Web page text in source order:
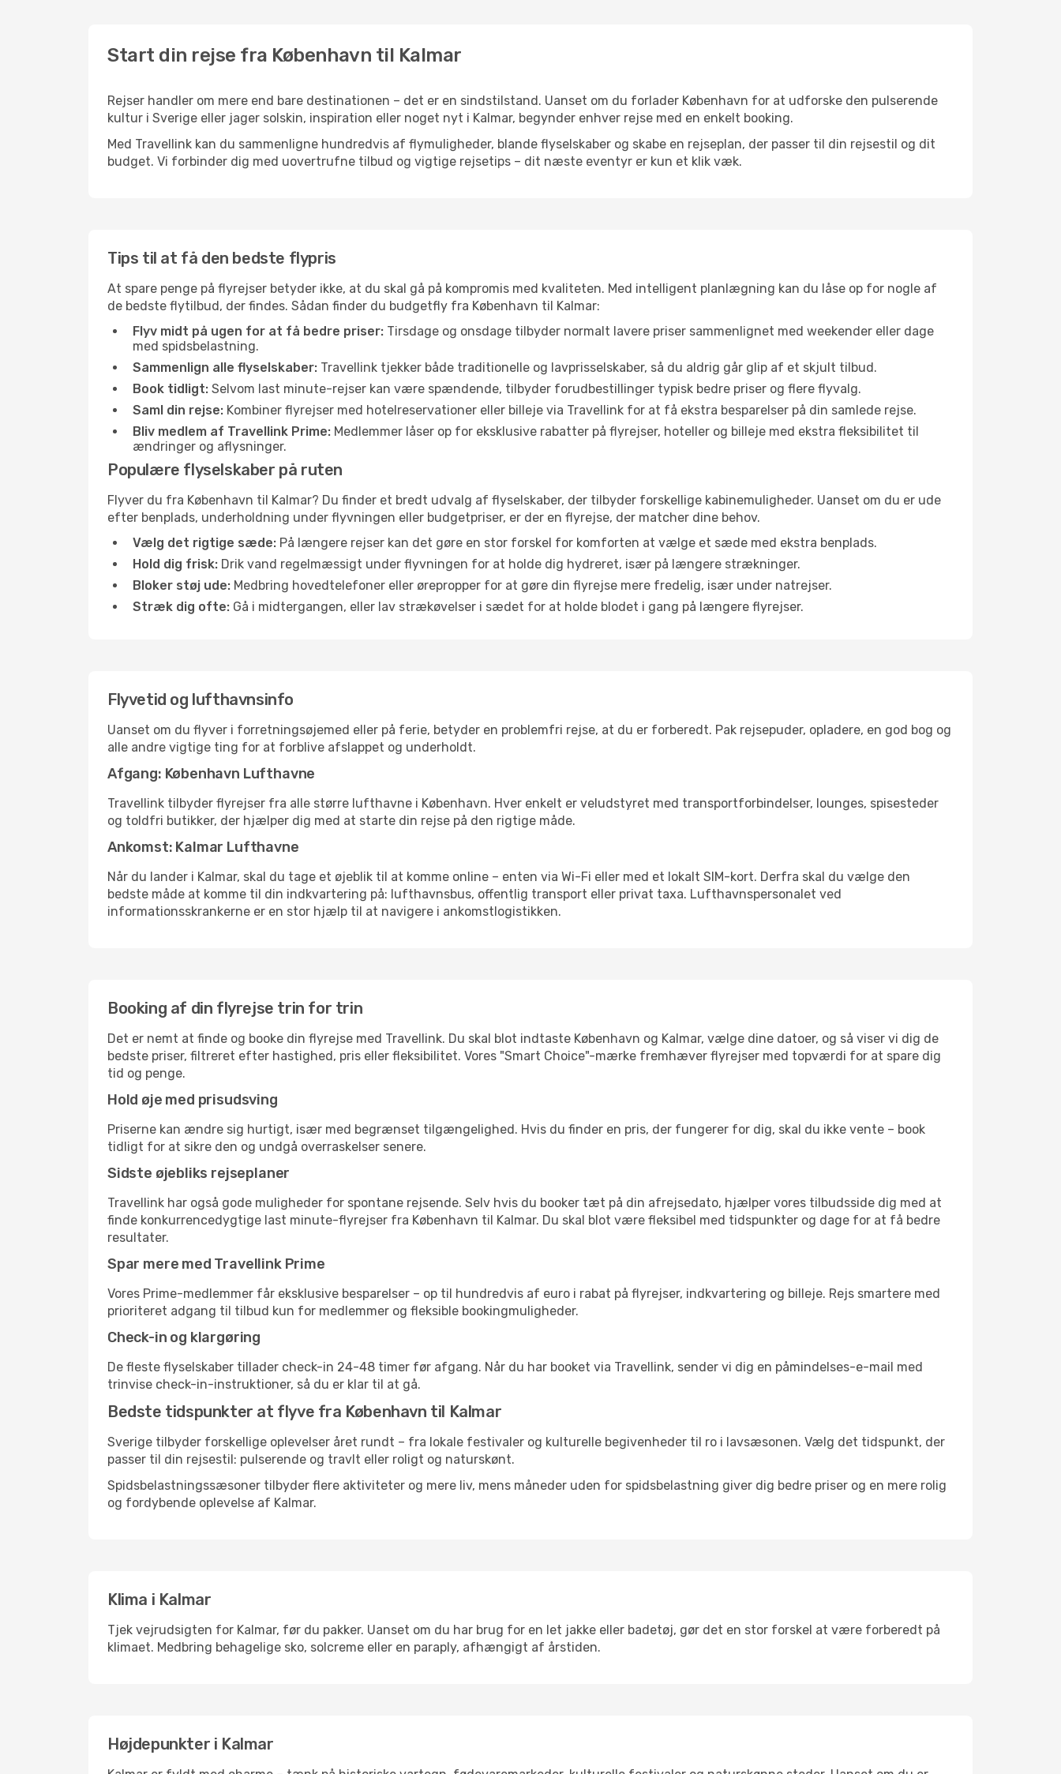
Start din rejse fra København til Kalmar
Rejser handler om mere end bare destinationen – det er en sindstilstand. Uanset om du forlader København for at udforske den pulserende
kultur i Sverige eller jager solskin, inspiration eller noget nyt i Kalmar, begynder enhver rejse med en enkelt booking.
Med Travellink kan du sammenligne hundredvis af flymuligheder, blande flyselskaber og skabe en rejseplan, der passer til din rejsestil og dit
budget. Vi forbinder dig med uovertrufne tilbud og vigtige rejsetips – dit næste eventyr er kun et klik væk.
Tips til at få den bedste flypris
At spare penge på flyrejser betyder ikke, at du skal gå på kompromis med kvaliteten. Med intelligent planlægning kan du låse op for nogle af
de bedste flytilbud, der findes. Sådan finder du budgetfly fra København til Kalmar:
Flyv midt på ugen for at få bedre priser: Tirsdage og onsdage tilbyder normalt lavere priser sammenlignet med weekender eller dage
med spidsbelastning.
Sammenlign alle flyselskaber: Travellink tjekker både traditionelle og lavprisselskaber, så du aldrig går glip af et skjult tilbud.
Book tidligt: Selvom last minute-rejser kan være spændende, tilbyder forudbestillinger typisk bedre priser og flere flyvalg.
Saml din rejse: Kombiner flyrejser med hotelreservationer eller billeje via Travellink for at få ekstra besparelser på din samlede rejse.
Bliv medlem af Travellink Prime: Medlemmer låser op for eksklusive rabatter på flyrejser, hoteller og billeje med ekstra fleksibilitet til
ændringer og aflysninger.
Populære flyselskaber på ruten
Flyver du fra København til Kalmar? Du finder et bredt udvalg af flyselskaber, der tilbyder forskellige kabinemuligheder. Uanset om du er ude
efter benplads, underholdning under flyvningen eller budgetpriser, er der en flyrejse, der matcher dine behov.
Vælg det rigtige sæde: På længere rejser kan det gøre en stor forskel for komforten at vælge et sæde med ekstra benplads.
Hold dig frisk: Drik vand regelmæssigt under flyvningen for at holde dig hydreret, især på længere strækninger.
Bloker støj ude: Medbring hovedtelefoner eller ørepropper for at gøre din flyrejse mere fredelig, især under natrejser.
Stræk dig ofte: Gå i midtergangen, eller lav strækøvelser i sædet for at holde blodet i gang på længere flyrejser.
Flyvetid og lufthavnsinfo
Uanset om du flyver i forretningsøjemed eller på ferie, betyder en problemfri rejse, at du er forberedt. Pak rejsepuder, opladere, en god bog og
alle andre vigtige ting for at forblive afslappet og underholdt.
Afgang: København Lufthavne
Travellink tilbyder flyrejser fra alle større lufthavne i København. Hver enkelt er veludstyret med transportforbindelser, lounges, spisesteder
og toldfri butikker, der hjælper dig med at starte din rejse på den rigtige måde.
Ankomst: Kalmar Lufthavne
Når du lander i Kalmar, skal du tage et øjeblik til at komme online – enten via Wi-Fi eller med et lokalt SIM-kort. Derfra skal du vælge den
bedste måde at komme til din indkvartering på: lufthavnsbus, offentlig transport eller privat taxa. Lufthavnspersonalet ved
informationsskrankerne er en stor hjælp til at navigere i ankomstlogistikken.
Booking af din flyrejse trin for trin
Det er nemt at finde og booke din flyrejse med Travellink. Du skal blot indtaste København og Kalmar, vælge dine datoer, og så viser vi dig de
bedste priser, filtreret efter hastighed, pris eller fleksibilitet. Vores "Smart Choice"-mærke fremhæver flyrejser med topværdi for at spare dig
tid og penge.
Hold øje med prisudsving
Priserne kan ændre sig hurtigt, især med begrænset tilgængelighed. Hvis du finder en pris, der fungerer for dig, skal du ikke vente – book
tidligt for at sikre den og undgå overraskelser senere.
Sidste øjebliks rejseplaner
Travellink har også gode muligheder for spontane rejsende. Selv hvis du booker tæt på din afrejsedato, hjælper vores tilbudsside dig med at
finde konkurrencedygtige last minute-flyrejser fra København til Kalmar. Du skal blot være fleksibel med tidspunkter og dage for at få bedre
resultater.
Spar mere med Travellink Prime
Vores Prime-medlemmer får eksklusive besparelser – op til hundredvis af euro i rabat på flyrejser, indkvartering og billeje. Rejs smartere med
prioriteret adgang til tilbud kun for medlemmer og fleksible bookingmuligheder.
Check-in og klargøring
De fleste flyselskaber tillader check-in 24-48 timer før afgang. Når du har booket via Travellink, sender vi dig en påmindelses-e-mail med
trinvise check-in-instruktioner, så du er klar til at gå.
Bedste tidspunkter at flyve fra København til Kalmar
Sverige tilbyder forskellige oplevelser året rundt – fra lokale festivaler og kulturelle begivenheder til ro i lavsæsonen. Vælg det tidspunkt, der
passer til din rejsestil: pulserende og travlt eller roligt og naturskønt.
Spidsbelastningssæsoner tilbyder flere aktiviteter og mere liv, mens måneder uden for spidsbelastning giver dig bedre priser og en mere rolig
og fordybende oplevelse af Kalmar.
Klima i Kalmar
Tjek vejrudsigten for Kalmar, før du pakker. Uanset om du har brug for en let jakke eller badetøj, gør det en stor forskel at være forberedt på
klimaet. Medbring behagelige sko, solcreme eller en paraply, afhængigt af årstiden.
Højdepunkter i Kalmar